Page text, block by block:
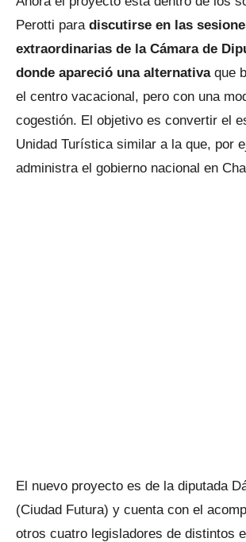
Perotti para discutirse en las
extraordinarias de la Cámara de
donde apareció una alternativaque
el centro vacacional, pero con una
cogestión. El objetivo es convertir el
Unidad Turística similar a la que, por
administra el gobierno nacional en
El nuevo proyecto es de la diputada
(Ciudad Futura) y cuenta con el
otros cuatro legisladores de distintos